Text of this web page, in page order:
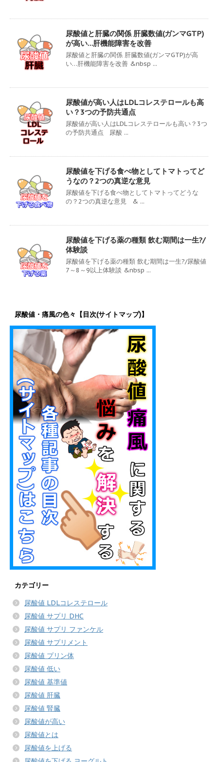
尿酸値と肝臓の関係 肝臓数値(ガンマGTP)
が高い…肝機能障害を改善
尿酸値と肝臓の関係 肝臓数値(ガンマGTP)が高
い…肝機能障害を改善 &nbsp ...
尿酸値が高い人はLDLコレステロールも高
い？3つの予防共通点
尿酸値が高い人はLDLコレステロールも高い？3つ
の予防共通点 尿酸 ...
尿酸値を下げる食べ物としてトマトってど
うなの？2つの真逆な意見
尿酸値を下げる食べ物としてトマトってどうな
の？2つの真逆な意見 & ...
尿酸値を下げる薬の種類 飲む期間は一生?/
体験談
尿酸値を下げる薬の種類 飲む期間は一生?/尿酸値
7～8～9以上体験談 &nbsp ...
尿酸値・痛風の色々【目次(サイトマップ)】
カテゴリー
尿酸値 LDLコレステロール
尿酸値 サプリ DHC
尿酸値 サプリ ファンケル
尿酸値 サプリメント
尿酸値 プリン体
尿酸値 低い
尿酸値 基準値
尿酸値 肝臓
尿酸値 腎臓
尿酸値が高い
尿酸値とは
尿酸値を上げる